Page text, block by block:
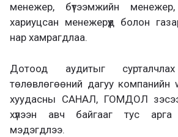
менежер, бүтээмжийн
хариуцсан менежерүүд болон
нар хамрагдлаа.
Дотоод аудитыг
төлөвлөгөөний дагуу компанийн
хуудасны САНАЛ, ГОМДОЛ
хүлээн авч байгааг тус арга
мэдэгдлээ.